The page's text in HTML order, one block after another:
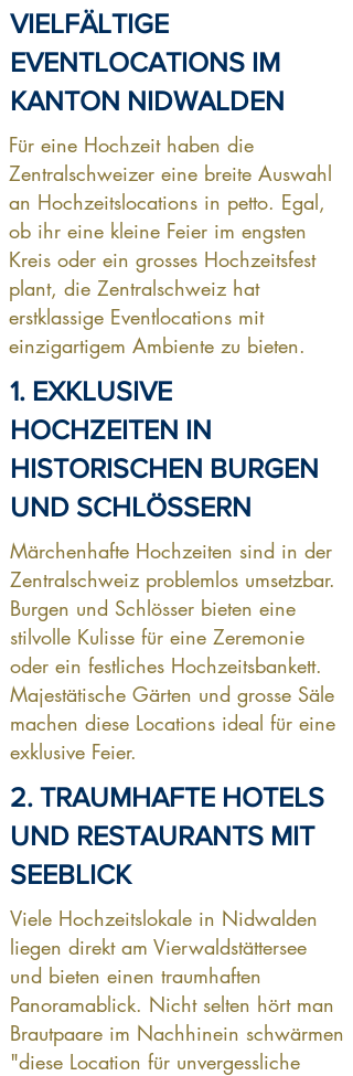
VIELFÄLTIGE
EVENTLOCATIONS IM
KANTON NIDWALDEN
Für eine Hochzeit haben die
Zentralschweizer eine breite Auswahl
an Hochzeitslocations in petto. Egal,
ob ihr eine kleine Feier im engsten
Kreis oder ein grosses Hochzeitsfest
plant, die Zentralschweiz hat
erstklassige Eventlocations mit
einzigartigem Ambiente zu bieten.
1. EXKLUSIVE
HOCHZEITEN IN
HISTORISCHEN BURGEN
UND SCHLÖSSERN
Märchenhafte Hochzeiten sind in der
Zentralschweiz problemlos umsetzbar.
Burgen und Schlösser bieten eine
stilvolle Kulisse für eine Zeremonie
oder ein festliches Hochzeitsbankett.
Majestätische Gärten und grosse Säle
machen diese Locations ideal für eine
exklusive Feier.
2. TRAUMHAFTE HOTELS
UND RESTAURANTS MIT
SEEBLICK
Viele Hochzeitslokale in Nidwalden
liegen direkt am Vierwaldstättersee
und bieten einen traumhaften
Panoramablick. Nicht selten hört man
Brautpaare im Nachhinein schwärmen
"diese Location für unvergessliche